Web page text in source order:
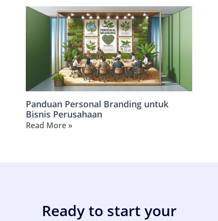
Panduan Personal Branding untuk
Bisnis Perusahaan
Read More »
Ready to start your